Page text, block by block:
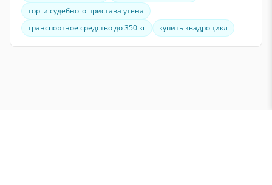
торги судебного пристава утена
транспортное средство до 350 кг
купить квадроцикл